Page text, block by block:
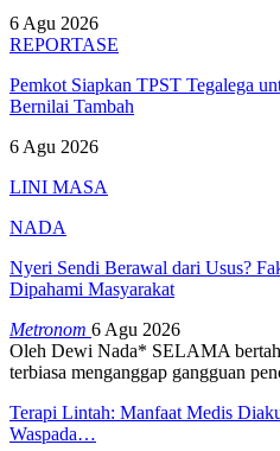
6 Agu 2026
REPORTASE
Pemkot Siapkan TPST Tegalega
Bernilai Tambah
6 Agu 2026
LINI MASA
NADA
Nyeri Sendi Berawal dari Usus?
Dipahami Masyarakat
Metronom 6 Agu 2026
Oleh Dewi Nada* SELAMA
terbiasa menganggap gangguan
Terapi Lintah: Manfaat Medis
Waspada…